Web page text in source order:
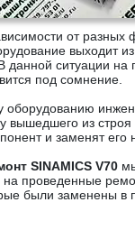
от разных
выходит из
данной ситуации
под сомнение.
оборудованию
вышедшего из строя
и заменят его
SINAMICS V70
на проведенные
были заменены в